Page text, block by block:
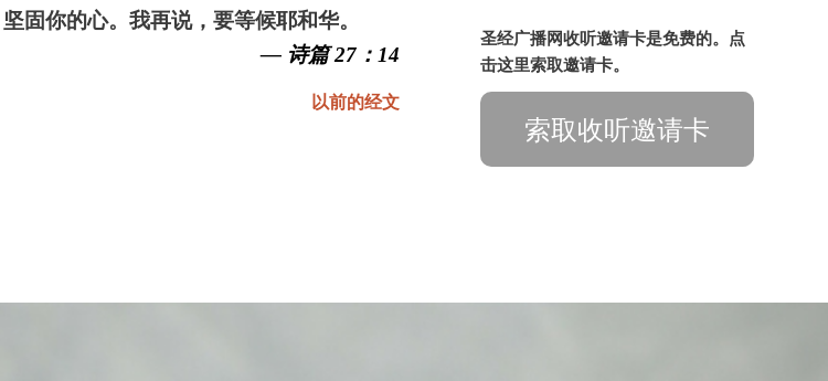
固你的心。我再说，要等候耶和华。
— 诗篇 27：14
以前的经文
圣经广播网收听邀请卡是免费的。点
击这里索取邀请卡。
索取收听邀请卡